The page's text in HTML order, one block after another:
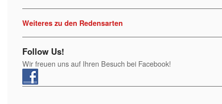
Weiteres zu den Redensarten
Follow Us!
Wir freuen uns auf Ihren Besuch bei Facebook!